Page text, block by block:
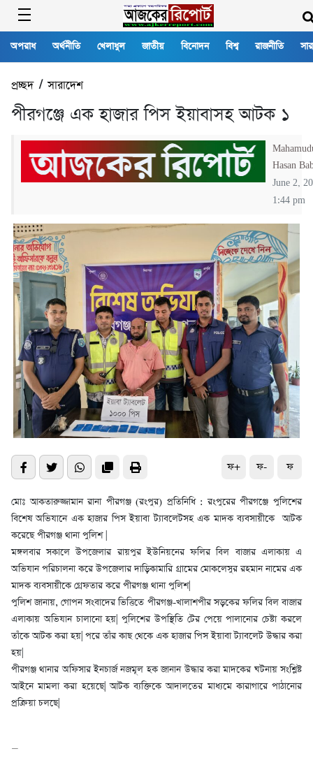
অপরাধ অর্থনীতি খেলাধুল জাতীয় বিনোদন বিশ্ব রাজনীতি
প্রচ্ছদ/সারাদেশ
পীরগঞ্জে এক হাজার পিস ইয়াবাসহ আটক ১
Hasan
June 2,
1:44 pm
ফ+ ফ- ফ
মোঃ আকতারুজ্জামান রানা পীরগঞ্জ (রংপুর) প্রতিনিধি : রংপুরের পীরগঞ্জে পুলিশের
বিশেষ অভিযানে এক হাজার পিস ইয়াবা ট্যাবলেটসহ এক মাদক ব্যবসায়ীকে আটক
করেছে পীরগঞ্জ থানা পুলিশ |
মঙ্গলবার সকালে উপজেলার রায়পুর ইউনিয়নের ফলির বিল বাজার এলাকায় এ
অভিযান পরিচালনা করে উপজেলার দাড়িকামারি গ্রামের মোকলেসুর রহমান নামের এক
মাদক ব্যবসায়ীকে গ্রেফতার করে পীরগঞ্জ থানা পুলিশ|
পুলিশ জানায়, গোপন সংবাদের ভিত্তিতে পীরগঞ্জ-খালাশপীর সড়কের ফলির বিল বাজার
এলাকায় অভিযান চালানো হয়| পুলিশের উপস্থিতি টের পেয়ে পালানোর চেষ্টা করলে
তাঁকে আটক করা হয়| পরে তাঁর কাছ থেকে এক হাজার পিস ইয়াবা ট্যাবলেট উদ্ধার করা
হয়|
পীরগঞ্জ থানার অফিসার ইনচার্জ নজমূল হক জানান উদ্ধার করা মাদকের ঘটনায় সংশ্লিষ্ট
আইনে মামলা করা হয়েছে| আটক ব্যক্তিকে আদালতের মাধ্যমে কারাগারে পাঠানোর
প্রক্রিয়া চলছে|
—